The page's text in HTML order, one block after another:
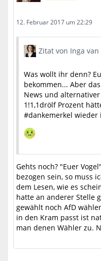
12. Februar 2017 um 22:29
Zitat von Inga
Was wollt ihr denn?
bekommen... Aber
News und
1!1,1drölf Prozent
#dankemerkel wieder
Gehts noch? "Euer
bezogen sein, so muss
dem Lesen, wie es
hatte an anderer Stelle
gewählt noch AfD
in den Kram passt ist
man denen Wähler zu.